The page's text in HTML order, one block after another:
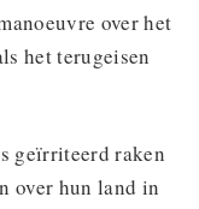
over het
het terugeisen
geïrriteerd raken
over hun land in